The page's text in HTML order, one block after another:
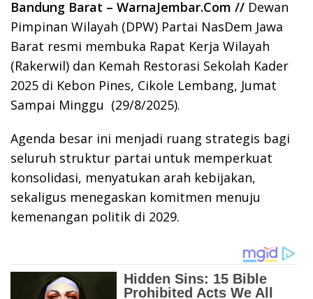
Bandung Barat – WarnaJembar.Com // Dewan
Pimpinan Wilayah (DPW) Partai NasDem Jawa
Barat resmi membuka Rapat Kerja Wilayah
(Rakerwil) dan Kemah Restorasi Sekolah Kader
2025 di Kebon Pines, Cikole Lembang, Jumat
Sampai Minggu (29/8/2025).
Agenda besar ini menjadi ruang strategis bagi
seluruh struktur partai untuk memperkuat
konsolidasi, menyatukan arah kebijakan,
sekaligus menegaskan komitmen menuju
kemenangan politik di 2029.